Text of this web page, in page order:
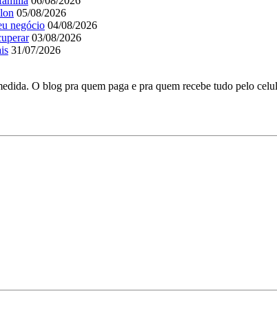
05/08/2026
negócio 04/08/2026
03/08/2026
31/07/2026
O blog pra quem paga e pra quem recebe tudo pelo